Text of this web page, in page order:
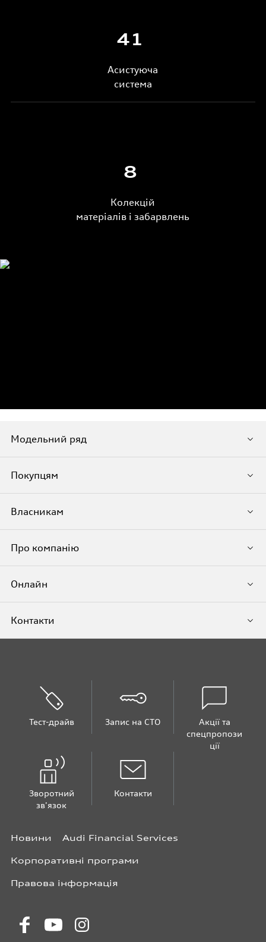
41
Асистуюча
система
8
Колекцій
матеріалів і забарвлень
Модельний ряд
Покупцям
Власникам
Про компанію
Онлайн
Контакти
Тест-драйв Запис на СТО
Акції та
спецпропози
ції
Зворотний
зв'язок
Контакти
Новини Audi Financial Services
Корпоративні програми
Правова інформація